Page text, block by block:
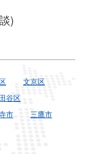
)
文京区
谷区
市
三鷹市